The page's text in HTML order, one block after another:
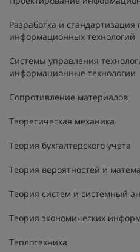
Разработка и
информационных технологий
Системы управления
информационные технологии
Сопротивление материалов
Теоретическая механика
Теория бухгалтерского учета
Теория вероятностей и
Теория систем и системный
Теория экономических
Теплотехника